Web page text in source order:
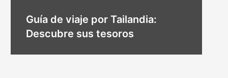
Guía de viaje por Tailandia:
Descubre sus tesoros